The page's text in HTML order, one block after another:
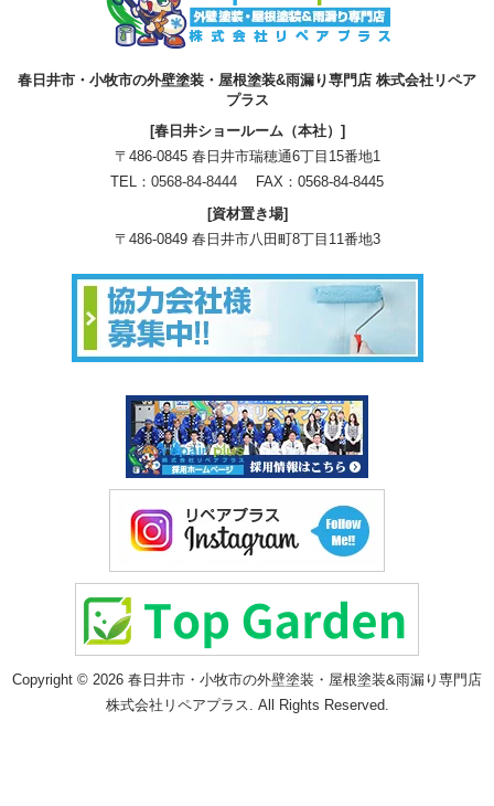
春日井市・小牧市の外壁塗装・屋根塗装&雨漏り専門店 株式会社リペア
プラス
[春日井ショールーム（本社）]
〒486-0845 春日井市瑞穂通6丁目15番地1
TEL： 0568-84-8444 FAX：0568-84-8445
[資材置き場]
〒486-0849 春日井市八田町8丁目11番地3
Copyright © 2026 春日井市・小牧市の外壁塗装・屋根塗装&雨漏り専門店
株式会社リペアプラス. All Rights Reserved.